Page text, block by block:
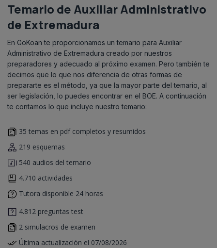
Temario de Auxiliar Administrativo
de Extremadura
En GoKoan te proporcionamos un temario para Auxiliar
Administrativo de Extremadura creado por nuestros
preparadores y adecuado al próximo examen. Pero también te
decimos que lo que nos diferencia de otras formas de
prepararte es el método, ya que la mayor parte del temario, al
ser legislación, lo puedes encontrar en el BOE. A continuación
te contamos lo que incluye nuestro temario:
35 temas en pdf completos y resumidos
219 esquemas
540 audios del temario
4.710 actividades
Tutora disponible 24 horas
4.812 preguntas test
2 simulacros de examen
Última actualización el 07/08/2026